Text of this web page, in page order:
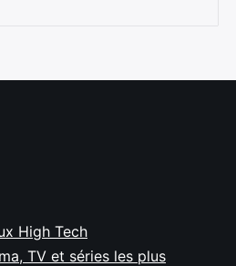
High Tech
TV et séries les plus